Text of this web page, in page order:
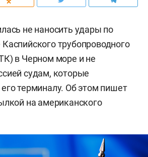
не наносить удары по
трубопроводного
в Черном море и не
судам, которые
терминалу. Об этом пишет
на американского